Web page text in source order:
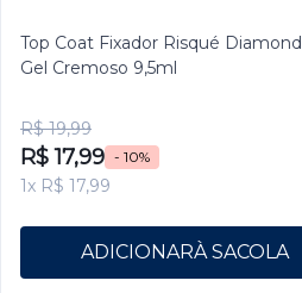
Top Coat Fixador Risqué Diamond
Gel Cremoso 9,5ml
R$ 19,99
R$ 17,99 - 10%
1x R$ 17,99
ADICIONAR